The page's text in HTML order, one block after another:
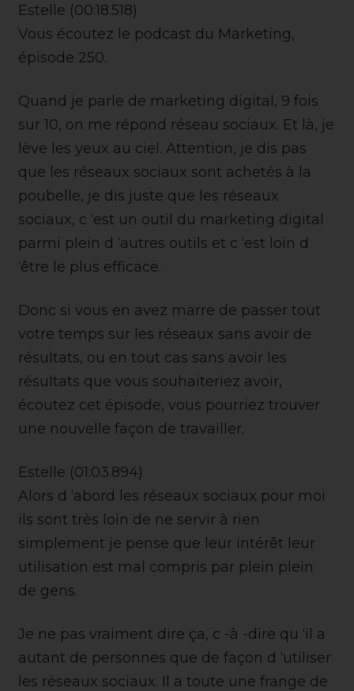
Estelle (00:18.518)
Vous écoutez le podcast du Marketing,
épisode 250.
Quand je parle de marketing digital, 9 fois
sur 10, on me répond réseau sociaux. Et là, je
lève les yeux au ciel. Attention, je dis pas
que les réseaux sociaux sont achetés à la
poubelle, je dis juste que les réseaux
sociaux, c ‘est un outil du marketing digital
parmi plein d ‘autres outils et c ‘est loin d
‘être le plus efficace.
Donc si vous en avez marre de passer tout
votre temps sur les réseaux sans avoir de
résultats, ou en tout cas sans avoir les
résultats que vous souhaiteriez avoir,
écoutez cet épisode, vous pourriez trouver
une nouvelle façon de travailler.
Estelle (01:03.894)
Alors d ‘abord les réseaux sociaux pour moi
ils sont très loin de ne servir à rien
simplement je pense que leur intérêt leur
utilisation est mal compris par plein plein
de gens.
Je ne pas vraiment dire ça, c -à -dire qu ‘il a
autant de personnes que de façon d ‘utiliser
les réseaux sociaux. Il a toute une frange de